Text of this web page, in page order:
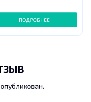
ПОДРОБНЕЕ